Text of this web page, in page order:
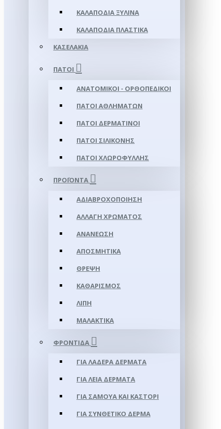
ΚΑΛΑΠΌΔΙΑ ΞΎΛΙΝΑ
ΚΑΛΑΠΌΔΙΑ ΠΛΑΣΤΙΚΆ
ΚΑΣΕΛΆΚΙΑ
ΠΆΤΟΙ
ΑΝΑΤΟΜΙΚΟΊ - ΟΡΘΟΠΕΔΙΚΟΊ
ΠΆΤΟΙ ΑΘΛΗΜΆΤΩΝ
ΠΆΤΟΙ ΔΕΡΜΆΤΙΝΟΙ
ΠΆΤΟΙ ΣΙΛΙΚΌΝΗΣ
ΠΆΤΟΙ ΧΛΩΡΟΦΎΛΛΗΣ
ΠΡΟΪΌΝΤΑ
ΑΔΙΑΒΡΟΧΟΠΟΊΗΣΗ
ΑΛΛΑΓΉ ΧΡΏΜΑΤΟΣ
ΑΝΑΝΈΩΣΗ
ΑΠΟΣΜΗΤΙΚΆ
ΘΡΈΨΗ
ΚΑΘΑΡΙΣΜΌΣ
ΛΊΠΗ
ΜΑΛΑΚΤΙΚΆ
ΦΡΟΝΤΊΔΑ
ΓΙΑ ΛΑΔΕΡΆ ΔΈΡΜΑΤΑ
ΓΙΑ ΛΕΊΑ ΔΈΡΜΑΤΑ
ΓΙΑ ΣΑΜΟΥΑ ΚΑΙ ΚΑΣΤΌΡΙ
ΓΙΑ ΣΥΝΘΕΤΙΚΌ ΔΈΡΜΑ